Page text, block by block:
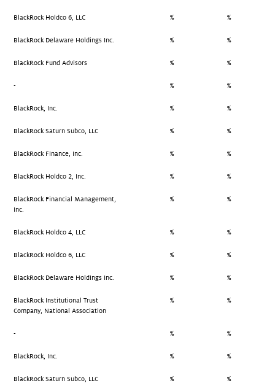
BlackRock Holdco 6, LLC % %
BlackRock Delaware Holdings Inc. % %
BlackRock Fund Advisors % %
- % %
BlackRock, Inc. % %
BlackRock Saturn Subco, LLC % %
BlackRock Finance, Inc. % %
BlackRock Holdco 2, Inc. % %
BlackRock Financial Management,
Inc.
% %
BlackRock Holdco 4, LLC % %
BlackRock Holdco 6, LLC % %
BlackRock Delaware Holdings Inc. % %
BlackRock Institutional Trust
Company, National Association
% %
- % %
BlackRock, Inc. % %
BlackRock Saturn Subco, LLC % %